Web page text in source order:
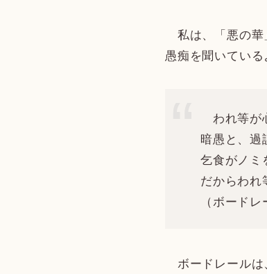
私は、「悪の華
愚痴を聞いてい
われ等が
暗愚と、過
乞食がノミ
だからわれ
（ボード
ボードレールは